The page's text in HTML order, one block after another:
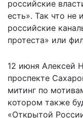
российские
есть». Так что не
российские
протеста» или
12 июня Алексей
проспекте
митинг по
котором также
«Открытой